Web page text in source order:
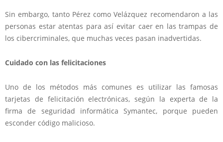
Sin embargo, tanto Pérez como Velázquez recomendaron a las
personas estar atentas para así evitar caer en las trampas de
los cibercriminales, que muchas veces pasan inadvertidas.
Cuidado con las felicitaciones
Uno de los métodos más comunes es utilizar las famosas
tarjetas de felicitación electrónicas, según la experta de la
firma de seguridad informática Symantec, porque pueden
esconder código malicioso.